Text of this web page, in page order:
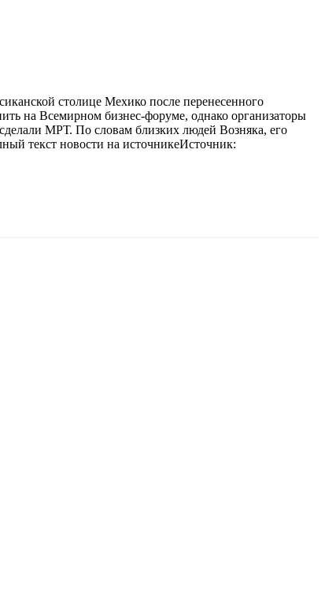
столице Мехико после перенесенного
на Всемирном бизнес-форуме, однако организаторы
МРТ. По словам близких людей Возняка, его
текст новости на источникеИсточник: